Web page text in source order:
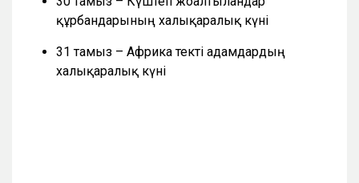
құрбандарының халықаралық күні
31 тамыз – Африка текті адамдардың
халықаралық күні